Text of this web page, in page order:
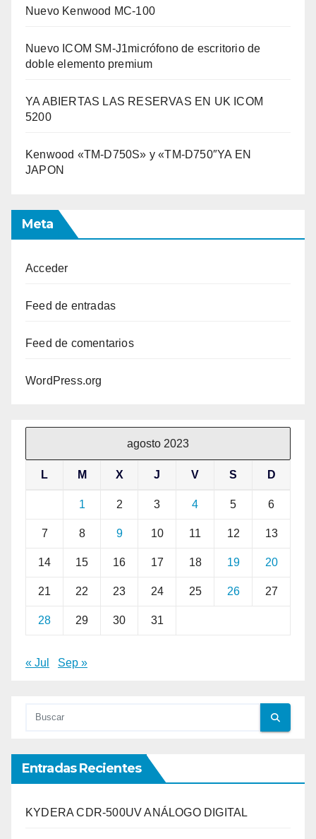
Nuevo Kenwood MC-100
Nuevo ICOM SM-J1micrófono de escritorio de
doble elemento premium
YA ABIERTAS LAS RESERVAS EN UK ICOM
5200
Kenwood «TM-D750S» y «TM-D750″YA EN
JAPON
Meta
Acceder
Feed de entradas
Feed de comentarios
WordPress.org
agosto 2023
L M X J V S D
1 2 3 4 5 6
7 8 9 10 11 12 13
14 15 16 17 18 19 20
21 22 23 24 25 26 27
28 29 30 31
« Jul Sep »
Entradas Recientes
KYDERA CDR-500UV ANÁLOGO DIGITAL